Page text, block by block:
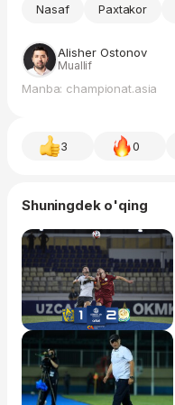
Nasaf Paxtakor
Alisher Ostonov
Muallif
Manba: championat.asia
3 0
Shuningdek o'qing